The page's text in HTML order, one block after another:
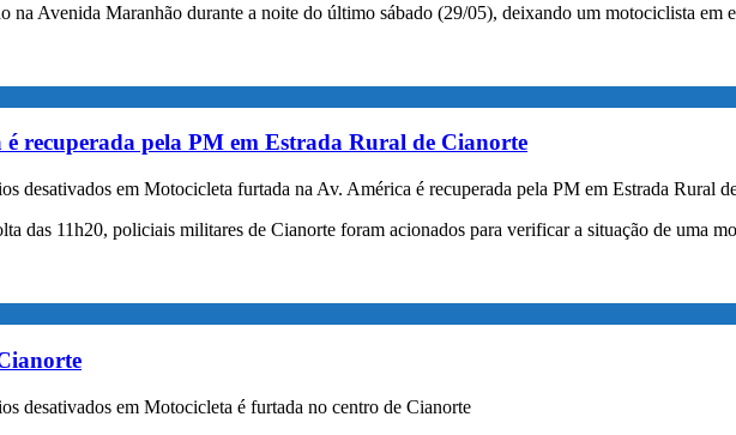
na Avenida Maranhão durante a noite do último sábado (29/05), deixando um motociclista
recuperada pela PM em Estrada Rural de Cianorte
desativados em Motocicleta furtada na Av. América é recuperada pela PM em Estrada Rural
das 11h20, policiais militares de Cianorte foram acionados para verificar a situação de uma
desativados em Motocicleta é furtada no centro de Cianorte